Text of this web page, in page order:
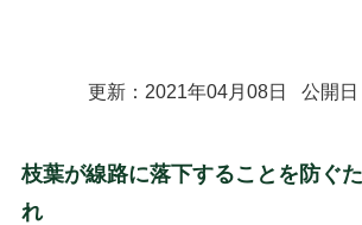
更新：2021年04月08日 公開日
枝葉が線路に落下することを防ぐ
れ